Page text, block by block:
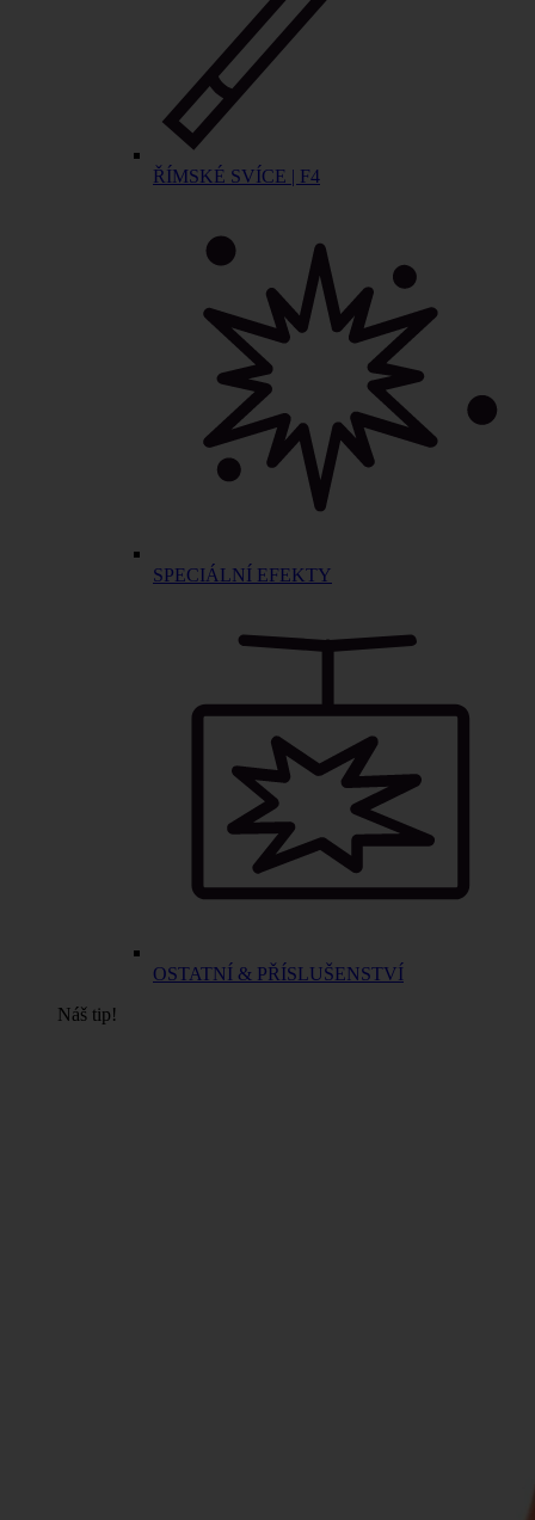
ŘÍMSKÉ SVÍCE | F4
SPECIÁLNÍ EFEKTY
OSTATNÍ & PŘÍSLUŠENSTVÍ
Náš tip!